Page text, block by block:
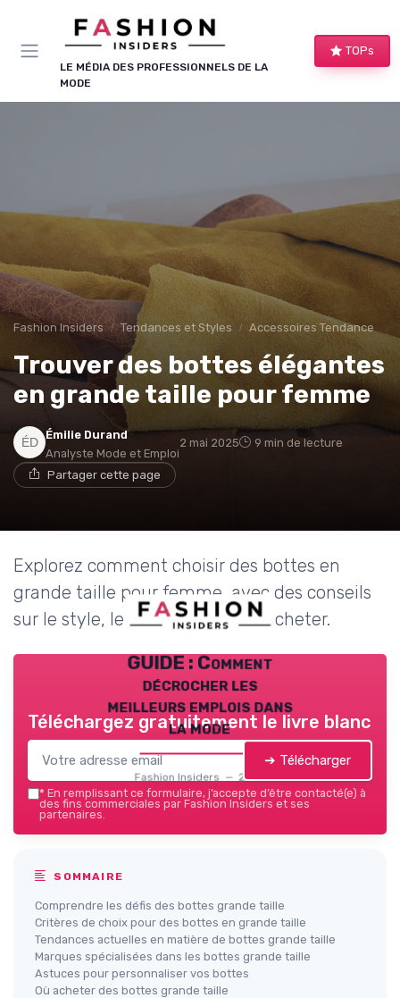
LE MÉDIA DES PROFESSIONNELS DE LA
MODE
TOPs
Fashion Insiders Tendances et Styles Accessoires Tendance
Trouver des bottes élégantes
en grande taille pour femme
Émilie Durand
Analyste Mode et Emploi
2 mai 2025 9 min de lecture
Partager cette page
Explorez comment choisir des bottes en
grande taille pour femme, avec des conseils
sur le style, le confort et où les acheter.
GUIDE : Comment
décrocher les
meilleurs emplois dans
la mode
Fashion Insiders — 2026
Téléchargez gratuitement le livre blanc
➔ Télécharger
* En remplissant ce formulaire, j’accepte d’être contacté(e) à
des fins commerciales par Fashion Insiders et ses
partenaires.
SOMMAIRE
Comprendre les défis des bottes grande taille
Critères de choix pour des bottes en grande taille
Tendances actuelles en matière de bottes grande taille
Marques spécialisées dans les bottes grande taille
Astuces pour personnaliser vos bottes
Où acheter des bottes grande taille